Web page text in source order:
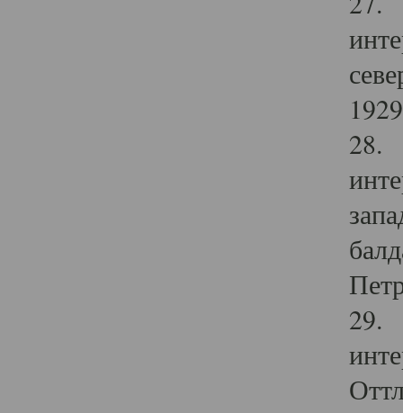
28.
29.